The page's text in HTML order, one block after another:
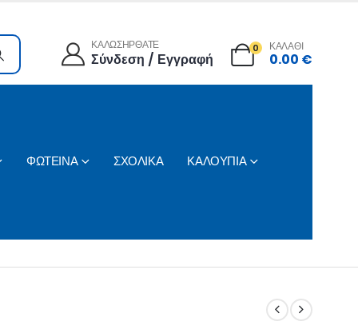
ΚΑΛΩΣΗΡΘΑΤΕ
Σύνδεση / Εγγραφή
0 ΚΑΛΑΘΙ
0.00 €
ΦΩΤΕΙΝΑ ΣΧΟΛΙΚΑ ΚΑΛΟΥΠΙΑ